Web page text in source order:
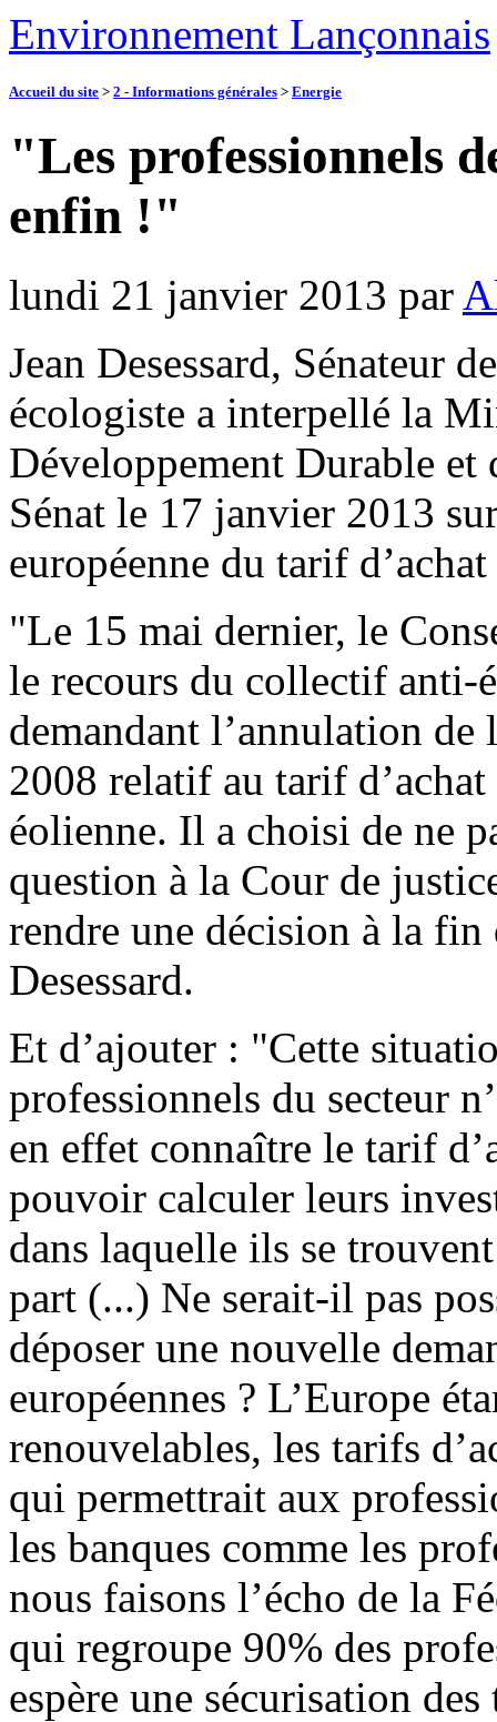
Environnement Lançonnais
Accueil du site > 2 - Informations générales > Energie
"Les professionnels
enfin !"
lundi 21 janvier 2013 par
Jean Desessard, Sénateur
écologiste a interpellé la
Développement Durable et
Sénat le 17 janvier 2013
européenne du tarif
"Le 15 mai dernier, le
le recours du collectif anti-
demandant l’annulation de
2008 relatif au tarif
éolienne. Il a choisi de ne
question à la Cour de
rendre une décision à la
Desessard.
Et d’ajouter : "Cette
professionnels du secteur
en effet connaître le tarif
pouvoir calculer leurs
dans laquelle ils se
part (...) Ne serait-il pas
déposer une nouvelle
européennes ? L’Europe
renouvelables, les tarifs
qui permettrait aux
les banques comme les
nous faisons l’écho de la
qui regroupe 90% des
espère une sécurisation